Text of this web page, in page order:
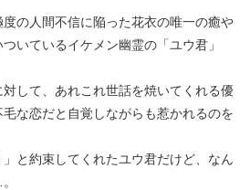
の人間不信に陥った花衣の唯一の癒や
いているイケメン幽霊の「ユウ君」
して、あれこれ世話を焼いてくれる優
な恋だと自覚しながらも惹かれるのを
と約束してくれたユウ君だけど、なん